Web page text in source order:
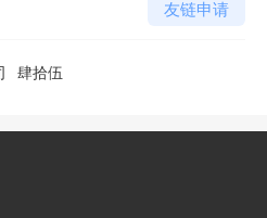
友链申请
肆拾伍